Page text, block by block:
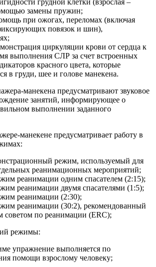
замены пружин;
при ожогах, переломах (включая
повязок и шин),
циркуляции крови от сердца к
выполнения СЛР за счет встроенных
красного цвета, которые
в груди, шее и голове манекена.
манекена предусматривают звуковое
занятий, информирующее о
выполнении заданного
манекене предусматривает работу в
режим, используемый для
реанимационных мероприятий;
реанимации одним спасателем (2:15);
реанимации двумя спасателями (1:5);
реанимации (2:30);
реанимации (30:2), рекомендованный
советом по реанимации (ERC);
режимы:
упражнение выполняется по
помощи взрослому человеку;